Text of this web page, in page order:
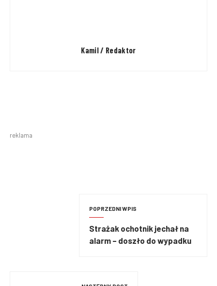
Kamil / Redaktor
reklama
POPRZEDNI WPIS
Strażak ochotnik jechał na
alarm – doszło do wypadku